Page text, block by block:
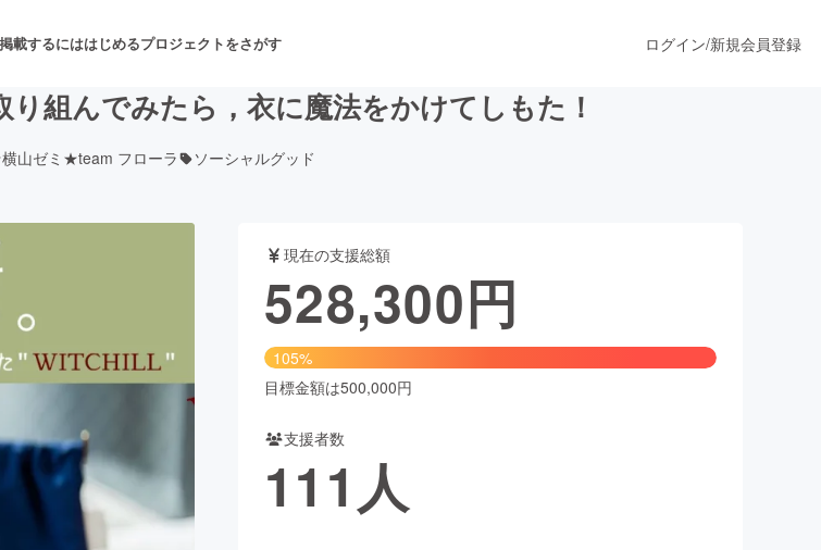
載するにははじめるプロジェクトをさがす
舞台・パフォーマンス
発 ファッション
アニメ・漫画
ビューティー・ヘルスケア
ログイン/新規会員登録
組んでみたら，衣に魔法をかけてしもた！
山ゼミ★team フローラ ソーシャルグッド
現在の支援総額
528,300円
105%
目標金額は500,000円
支援者数
111人